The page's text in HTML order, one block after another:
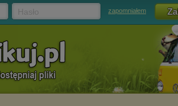
zapomniałem